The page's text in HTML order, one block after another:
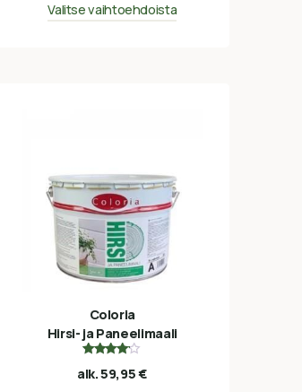
Valitse vaihtoehdoista
Coloria
Hirsi- ja Paneelimaali
tuotteesta:
alk.59,95€